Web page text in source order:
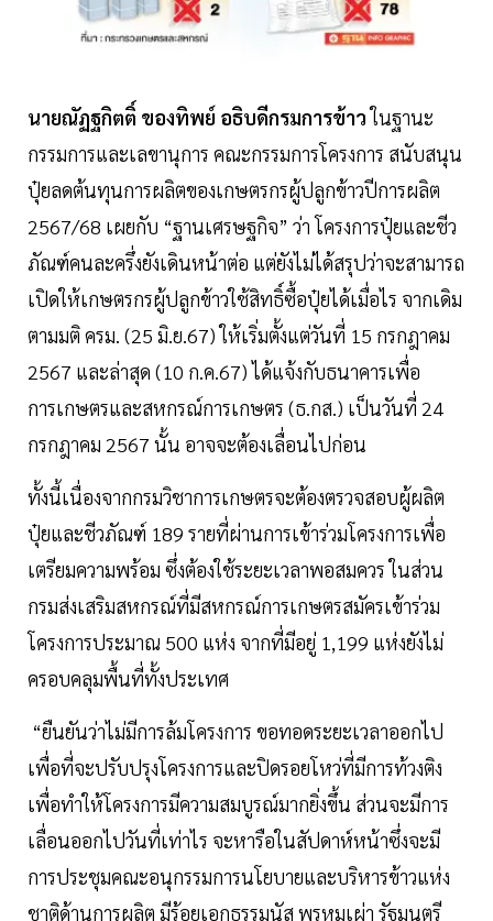
นายณัฏฐกิตติ์ ของทิพย์ อธิบดีกรมการข้าวในฐานะ
กรรมการและเลขานุการ คณะกรรมการโครงการ สนับสนุน
ปุ๋ยลดต้นทุนการผลิตของเกษตรกรผู้ปลูกข้าวปีการผลิต
2567/68 เผยกับ “ฐานเศรษฐกิจ” ว่า โครงการปุ๋ยและชีว
ภัณฑ์คนละครึ่งยังเดินหน้าต่อ แต่ยังไม่ได้สรุปว่าจะสามารถ
เปิดให้เกษตรกรผู้ปลูกข้าวใช้สิทธิ์ซื้อปุ๋ยได้เมื่อไร จากเดิม
ตามมติ ครม. (25 มิ.ย.67) ให้เริ่มตั้งแต่วันที่ 15 กรกฎาคม
2567 และล่าสุด (10 ก.ค.67) ได้แจ้งกับธนาคารเพื่อ
การเกษตรและสหกรณ์การเกษตร (ธ.กส.) เป็นวันที่ 24
กรกฎาคม 2567 นั้น อาจจะต้องเลื่อนไปก่อน
ทั้งนี้เนื่องจากกรมวิชาการเกษตรจะต้องตรวจสอบผู้ผลิต
ปุ๋ยและชีวภัณฑ์ 189 รายที่ผ่านการเข้าร่วมโครงการเพื่อ
เตรียมความพร้อม ซึ่งต้องใช้ระยะเวลาพอสมควร ในส่วน
กรมส่งเสริมสหกรณ์ที่มีสหกรณ์การเกษตรสมัครเข้าร่วม
โครงการประมาณ 500 แห่ง จากที่มีอยู่ 1,199 แห่งยังไม่
ครอบคลุมพื้นที่ทั้งประเทศ
“ยืนยันว่าไม่มีการล้มโครงการ ขอทอดระยะเวลาออกไป
เพื่อที่จะปรับปรุงโครงการและปิดรอยโหว่ที่มีการท้วงติง
เพื่อทำให้โครงการมีความสมบูรณ์มากยิ่งขึ้น ส่วนจะมีการ
เลื่อนออกไปวันที่เท่าไร จะหารือในสัปดาห์หน้าซึ่งจะมี
การประชุมคณะอนุกรรมการนโยบายและบริหารข้าวแห่ง
ชาติด้านการผลิต มีร้อยเอกธรรมนัส พรหมเผ่า รัฐมนตรี